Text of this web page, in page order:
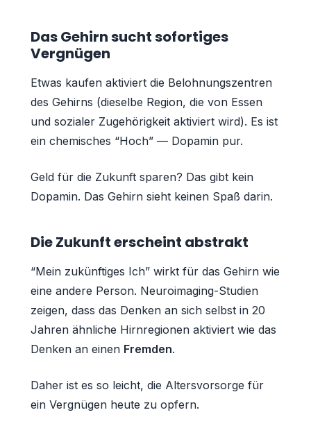
Das Gehirn sucht sofortiges
Vergnügen
Etwas kaufen aktiviert die Belohnungszentren
des Gehirns (dieselbe Region, die von Essen
und sozialer Zugehörigkeit aktiviert wird). Es ist
ein chemisches “Hoch” — Dopamin pur.
Geld für die Zukunft sparen? Das gibt kein
Dopamin. Das Gehirn sieht keinen Spaß darin.
Die Zukunft erscheint abstrakt
“Mein zukünftiges Ich” wirkt für das Gehirn wie
eine andere Person. Neuroimaging-Studien
zeigen, dass das Denken an sich selbst in 20
Jahren ähnliche Hirnregionen aktiviert wie das
Denken an einen Fremden.
Daher ist es so leicht, die Altersvorsorge für
ein Vergnügen heute zu opfern.